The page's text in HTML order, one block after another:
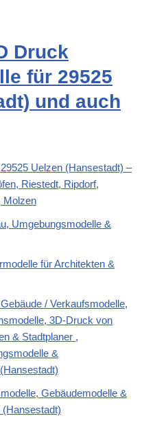
Druck
für 29525
und auch
Uelzen (Hansestadt) –
Riestedt, Ripdorf,
Molzen
Umgebungsmodelle &
für Architekten &
/ Verkaufsmodelle,
3D-Druck von
& Stadtplaner ,
&
Gebäudemodelle &